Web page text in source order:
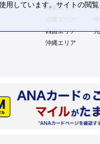
関東エリア
四国エリア
沖縄エリア
しています。サイトの閲